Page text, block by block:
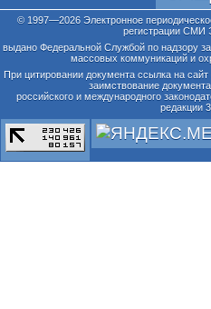
© 1997—2026 Электронное
регистрации СМИ
выдано Федеральной Службой по надзору
массовых коммуникаций и
При цитировании документа ссылка на
заимствование
российского и международного
редакции